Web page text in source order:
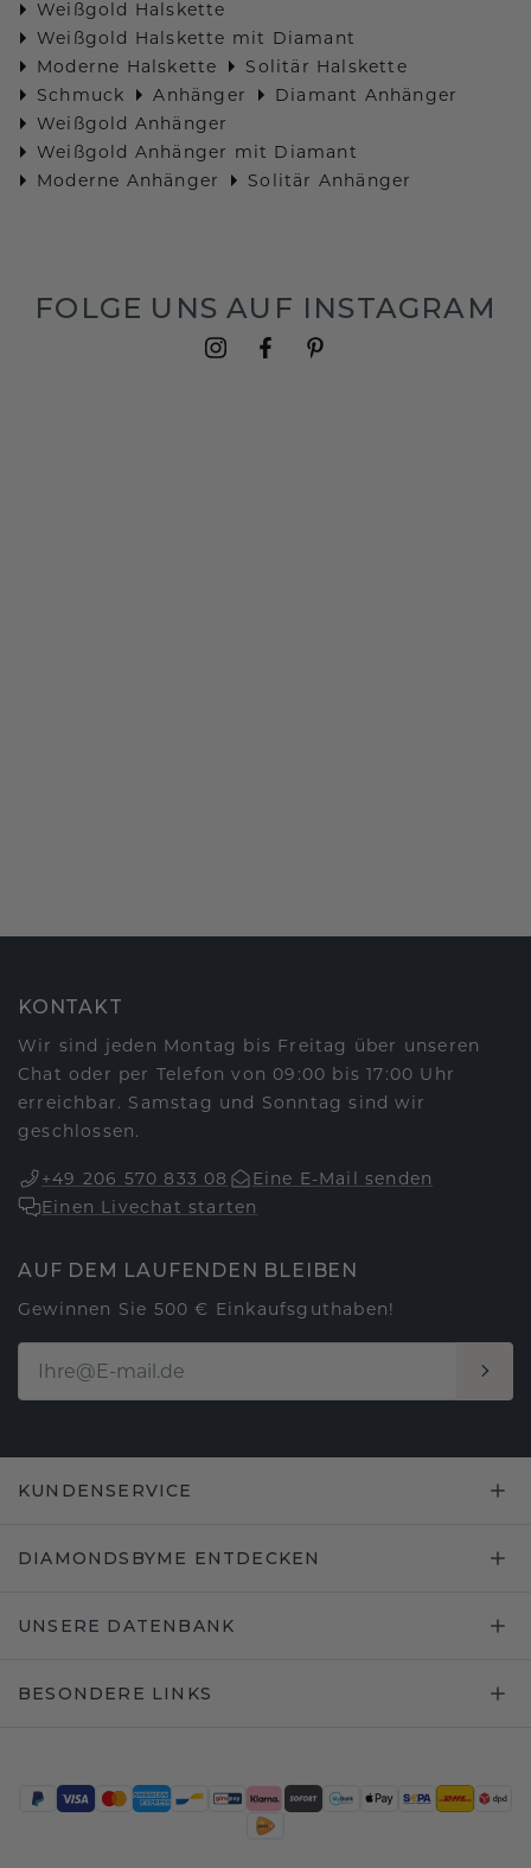
Weißgold Halskette
Weißgold Halskette mit Diamant
Moderne Halskette
Solitär Halskette
Schmuck
Anhänger
Diamant Anhänger
Weißgold Anhänger
Weißgold Anhänger mit Diamant
Moderne Anhänger
Solitär Anhänger
FOLGE UNS AUF INSTAGRAM
KONTAKT
Wir sind jeden Montag bis Freitag über unseren
Chat oder per Telefon von 09:00 bis 17:00 Uhr
erreichbar. Samstag und Sonntag sind wir
geschlossen.
+49 206 570 833 08
Eine E-Mail senden
Einen Livechat starten
AUF DEM LAUFENDEN BLEIBEN
Gewinnen Sie 500 € Einkaufsguthaben!
KUNDENSERVICE
DIAMONDSBYME ENTDECKEN
UNSERE DATENBANK
BESONDERE LINKS